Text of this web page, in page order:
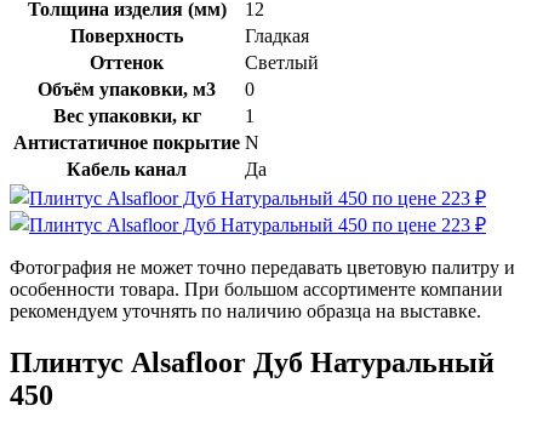
Толщина изделия (мм)
12
Поверхность
Гладкая
Оттенок
Светлый
Объём упаковки, м3
0
Вес упаковки, кг
1
Антистатичное покрытие N
Кабель канал
Да
Фотография не может точно передавать цветовую палитру и
особенности товара. При большом ассортименте компании
рекомендуем уточнять по наличию образца на выставке.
Плинтус Alsafloor Дуб Натуральный
450